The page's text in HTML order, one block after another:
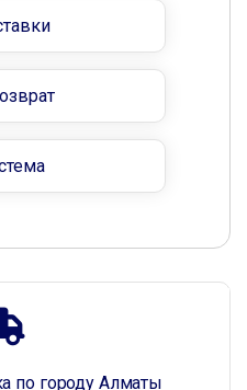
по городу Алматы